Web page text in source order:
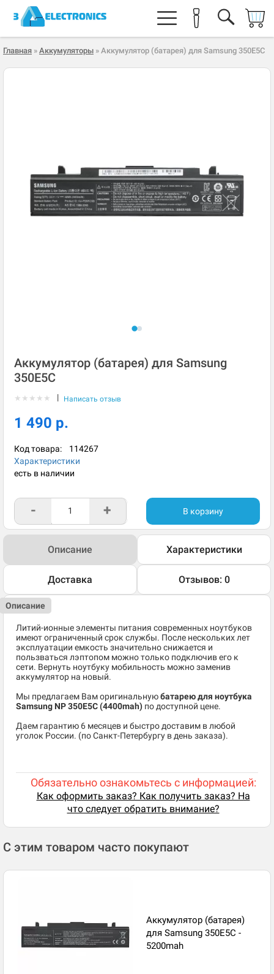
Главная » Аккумуляторы » Аккумулятор (батарея) для Samsung 350E5C
Аккумулятор (батарея) для Samsung
350E5C
★ ★ ★ ★ ★ | Написать отзыв
1 490 р.
Код товара: 114267
Характеристики
есть в наличии
- + В корзину
Описание Характеристики
Доставка Отзывов: 0
Описание
Литий-ионные элементы питания современных ноутбуков
имеют ограниченный срок службы. После нескольких лет
эксплуатации емкость значительно снижается и
пользваться лэптопом можно только подключив его к
сети. Вернуть ноутбуку мобильность можно заменив
аккумулятор на новый.
Мы предлагаем Вам оригинальнуюбатарею для ноутбука
Samsung NP 350E5C (4400mah) по доступной цене.
Даем гарантию 6 месяцев и быстро доставим в любой
уголок России. (по Санкт-Петербургу в день заказа).
Обязательно ознакомьтесь с информацией:
Как оформить заказ? Как получить заказ? На
что следует обратить внимание?
С этим товаром часто покупают
Аккумулятор (батарея)
для Samsung 350E5C -
5200mah